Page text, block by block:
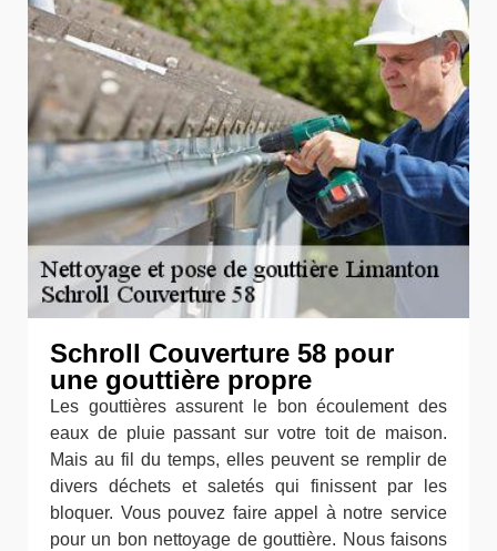
Schroll Couverture 58 pour
une gouttière propre
Les gouttières assurent le bon écoulement des
eaux de pluie passant sur votre toit de maison.
Mais au fil du temps, elles peuvent se remplir de
divers déchets et saletés qui finissent par les
bloquer. Vous pouvez faire appel à notre service
pour un bon nettoyage de gouttière. Nous faisons